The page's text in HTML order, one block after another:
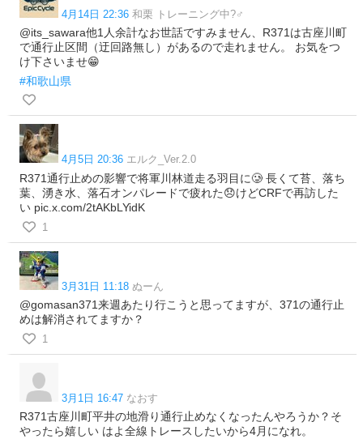
4月14日 22:36 和栗 トレーニング中?‍♂️
@its_sawara他1人余計なお世話ですみません、R371は古座川町
で通行止区間（迂回路無し）があるので走れません。 お気をつ
け下さいませ😁
#和歌山県
4月5日 20:36 エルク_Ver.2.0
R371通行止めの影響で将軍川林道走る羽目に🥲 長くて苔、落ち
葉、湧き水、落石オンパレードで疲れた😞けどCRFで再訪した
い pic.x.com/2tAKbLYidK
1
3月31日 11:18 ぬーん
@gomasan371来週あたり行こうと思ってますが、371の通行止
めは解消されてますか？
1
3月1日 16:47 なおす
R371古座川町平井の地滑り通行止めなくなったんやろうか？そ
やったら嬉しい はよ全線トレースしたいから4月になれ。